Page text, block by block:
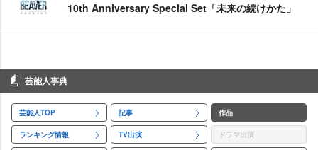
10th Anniversary Special Set「未来の続けかた」
芸能人事典
芸能人TOP 記事 作品
ランキング情報 TV出演 ドラマ出演